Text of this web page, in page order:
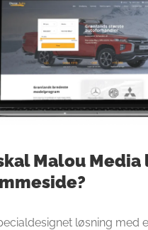
Malou Media
løsning med